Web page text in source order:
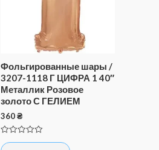
Фольгированные шары /
3207-1118 Г ЦИФРА 1 40″
Металлик Розовое
золото С ГЕЛИЕМ
360₴
Оценка
0